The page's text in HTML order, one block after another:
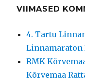
VIIMASED
4. Tartu
Linnamaraton
RMK
Kõrvemaa